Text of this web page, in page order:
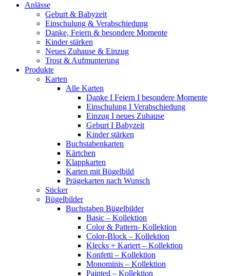
Anlässe
Geburt & Babyzeit
Einschulung & Verabschiedung
Danke, Feiern & besondere Momente
Kinder stärken
Neues Zuhause & Einzug
Trost & Aufmunterung
Produkte
Karten
Alle Karten
Danke I Feiern I besondere Momente
Einschulung I Verabschiedung
Einzug I neues Zuhause
Geburt I Babyzeit
Kinder stärken
Buchstabenkarten
Kärtchen
Klappkarten
Karten mit Bügelbild
Prägekarten nach Wunsch
Sticker
Bügelbilder
Buchstaben Bügelbilder
Basic – Kollektion
Color & Pattern- Kollektion
Color-Block – Kollektion
Klecks + Kariert – Kollektion
Konfetti – Kollektion
Monominis – Kollektion
Painted – Kollektion